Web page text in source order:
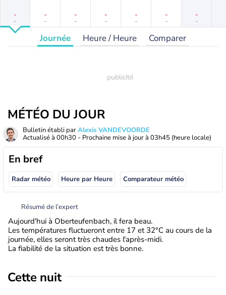
-
-
-
-
-
-
-
-
-
-
-
-
-
-
Journée Heure / Heure Comparer
MÉTÉO DU JOUR
Bulletin établi parAlexis VANDEVOORDE
Actualisé à 00h30 - Prochaine mise à jour à 03h45 (heure locale)
En bref
Radar météo Heure par Heure Comparateur météo
Résumé de l’expert
Aujourd'hui à Oberteufenbach, il fera beau.
Les températures fluctueront entre 17 et 32°C au cours de la
journée, elles seront très chaudes l'après-midi.
La fiabilité de la situation est très bonne.
Cette nuit